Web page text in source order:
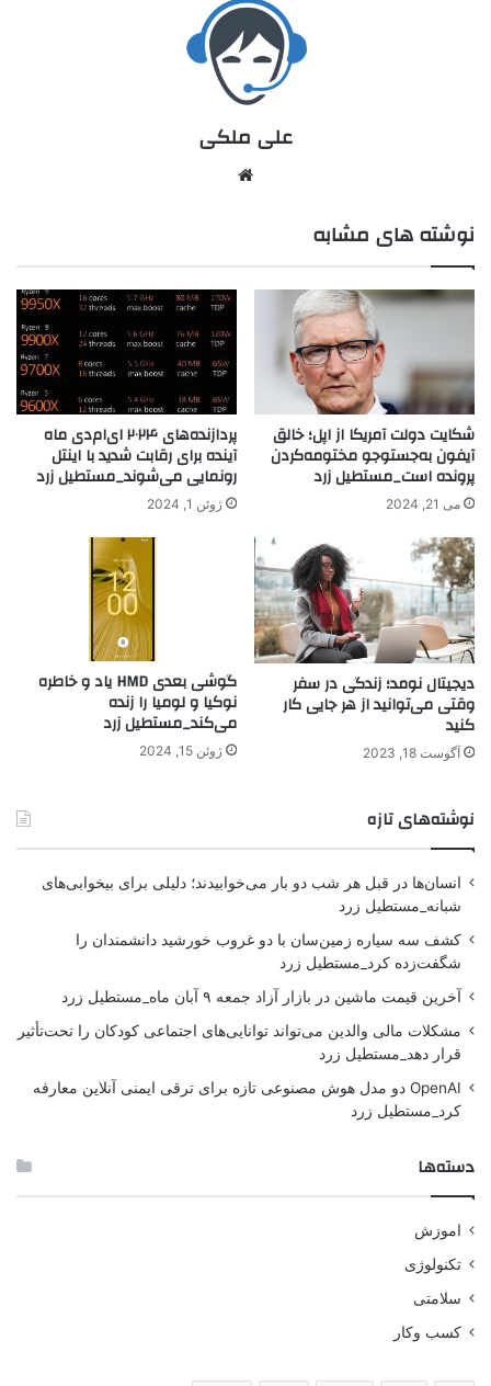
علی ملکی
نوشته های مشابه
شکایت دولت آمریکا از اپل؛ خالق
آیفون به‌جستوجو مختومه‌کردن
پرونده است_مستطیل زرد
می 21, 2024
پردازنده‌های ۲۰۲۴ ای‌ام‌دی ماه
آینده برای رقابت شدید با اینتل
رونمایی می‌شوند_مستطیل زرد
ژوئن 1, 2024
دیجیتال نومد؛ زندگی در سفر
وقتی می‌توانید از هر جایی کار
کنید
آگوست 18, 2023
گوشی بعدی HMD یاد و خاطره
نوکیا و لومیا را زنده
می‌کند_مستطیل زرد
ژوئن 15, 2024
نوشته‌های تازه
انسان‌ها در قبل هر شب دو بار می‌خوابیدند؛ دلیلی برای بیخوابی‌های
شبانه_مستطیل زرد
کشف سه سیاره زمین‌سان با دو غروب خورشید دانشمندان را
شگفت‌زده کرد_مستطیل زرد
آخرین قیمت ماشین در بازار آزاد جمعه ۹ آبان ماه_مستطیل زرد
مشکلات مالی والدین می‌تواند توانایی‌های اجتماعی کودکان را تحت‌تأثیر
قرار دهد_مستطیل زرد
OpenAI دو مدل هوش مصنوعی تازه برای ترقی ایمنی آنلاین معارفه
کرد_مستطیل زرد
دسته‌ها
اموزش
تکنولوژی
سلامتی
کسب وکار